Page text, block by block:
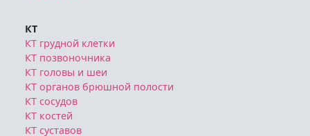
КТ
КТ грудной клетки
КТ позвоночника
КТ головы и шеи
КТ органов брюшной полости
КТ сосудов
КТ костей
КТ суставов